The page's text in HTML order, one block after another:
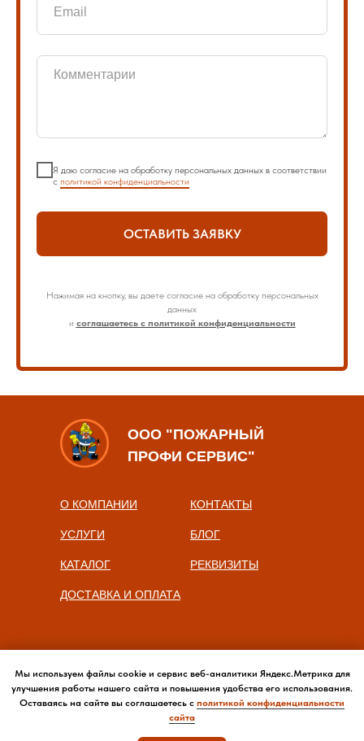
Я даю согласие на обработку персональных данных в соответствии
с политикой конфиденциальности
ОСТАВИТЬ ЗАЯВКУ
Нажимая на кнопку, вы даете согласие на обработку персональных
данных
и соглашаетесь с политикой конфиденциальности
ООО "ПОЖАРНЫЙ
ПРОФИ СЕРВИС"
О КОМПАНИИ
УСЛУГИ
КАТАЛОГ
ДОСТАВКА И ОПЛАТА
КОНТАКТЫ
РЕКВИЗИТЫ
БЛОГ
Мы используем файлы cookie и сервис веб-аналитики Яндекс.Метрика для
улучшения работы нашего сайта и повышения удобства его использования.
Оставаясь на сайте вы соглашаетесь с политикой конфиденциальности
сайта